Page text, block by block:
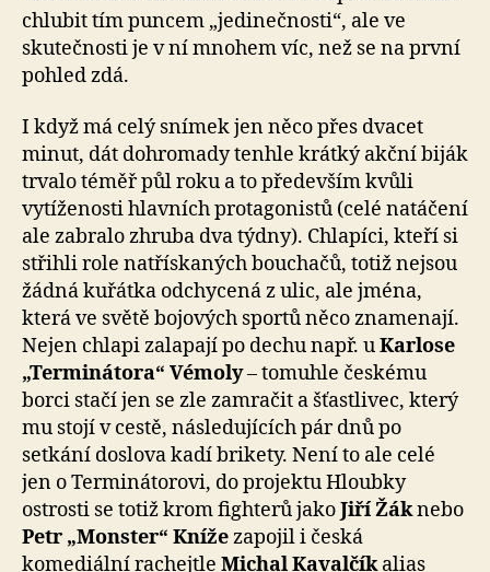
chlubit tím puncem „jedinečnosti“, ale ve
skutečnosti je v ní mnohem víc, než se na první
pohled zdá.
I když má celý snímek jen něco přes dvacet
minut, dát dohromady tenhle krátký akční biják
trvalo téměř půl roku a to především kvůli
vytíženosti hlavních protagonistů (celé natáčení
ale zabralo zhruba dva týdny). Chlapíci, kteří si
střihli role natřískaných bouchačů, totiž nejsou
žádná kuřátka odchycená z ulic, ale jména,
která ve světě bojových sportů něco znamenají.
Nejen chlapi zalapají po dechu např. uKarlose
„Terminátora“ Vémoly– tomuhle českému
borci stačí jen se zle zamračit a šťastlivec, který
mu stojí v cestě, následujících pár dnů po
setkání doslova kadí brikety. Není to ale celé
jen o Terminátorovi, do projektu Hloubky
ostrosti se totiž krom fighterů jakoJiří Žáknebo
Petr „Monster“ Knížezapojil i česká
komediální rachejtle Michal Kavalčíkalias